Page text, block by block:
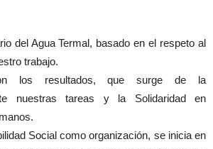
del Agua Termal, basado en el respeto al
trabajo.
los resultados, que surge de la
nuestras tareas y la Solidaridad en
Social como organización, se inicia en